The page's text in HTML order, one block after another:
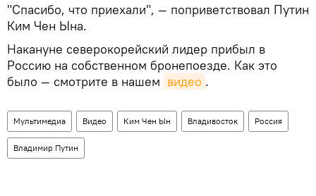
"Спасибо, что приехали", — поприветствовал Путин
Ким Чен Ына.
Накануне северокорейский лидер прибыл в
Россию на собственном бронепоезде. Как это
было — смотрите в нашем видео .
Мультимедиа Видео Ким Чен Ын Владивосток Россия
Владимир Путин